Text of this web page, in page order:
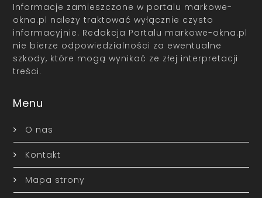
Informacje zamieszczone w portalu markowe-
okna.pl należy traktować wyłącznie czysto
informacyjnie. Redakcja Portalu markowe-okna.pl
nie bierze odpowiedzialności za ewentualne
szkody, które mogą wynikać ze złej interpretacji
treści.
Menu
O nas
Kontakt
Mapa strony